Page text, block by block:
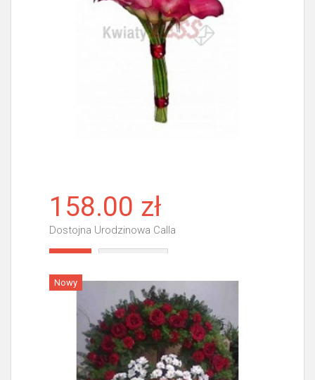
158.00 zł
Dostojna Urodzinowa Calla
Nowy